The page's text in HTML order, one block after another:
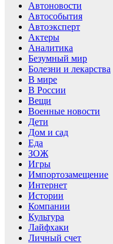
Автоновости
Автособытия
Автоэксперт
Актеры
Аналитика
Безумный мир
Болезни и лекарства
В мире
В России
Вещи
Военные новости
Дети
Дом и сад
Еда
ЗОЖ
Игры
Импортозамещение
Интернет
Истории
Компании
Культура
Лайфхаки
Личный счет